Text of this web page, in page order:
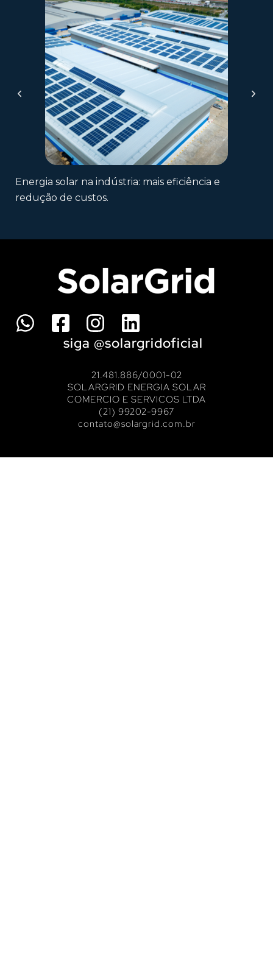
Energia solar na indústria: mais eficiência e
redução de custos.
siga @solargridoficial
21.481.886/0001-02
SOLARGRID ENERGIA SOLAR
COMERCIO E SERVICOS LTDA
(21) 99202-9967
contato@solargrid.com.br